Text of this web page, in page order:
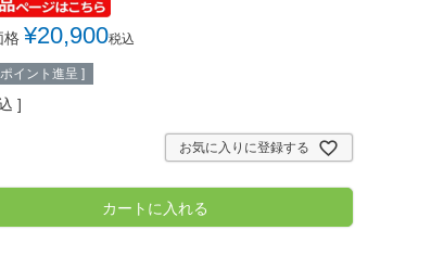
格 ¥20,900税込
ポイント進呈 ]
お気に入りに登録する
カートに入れる